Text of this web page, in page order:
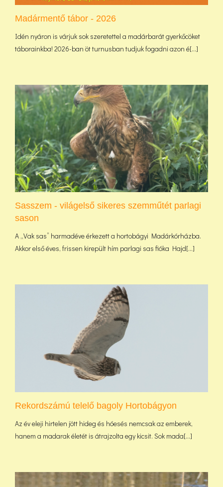
Madármentő tábor - 2026
Idén nyáron is várjuk sok szeretettel a madárbarát gyerkőcöket
táborainkba! 2026-ban öt turnusban tudjuk fogadni azon é[...]
Sasszem - világelső sikeres szemműtét parlagi
sason
A „Vak sas” harmadéve érkezett a hortobágyi Madárkórházba.
Akkor első éves, frissen kirepült hím parlagi sas fióka Hajd[...]
Rekordszámú telelő bagoly Hortobágyon
Az év eleji hirtelen jött hideg és hóesés nemcsak az emberek,
hanem a madarak életét is átrajzolta egy kicsit. Sok mada[...]